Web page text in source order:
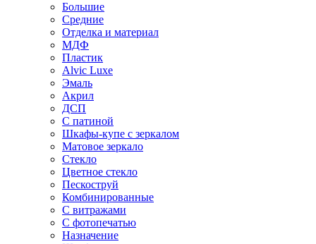
Большие
Средние
Отделка и материал
МДФ
Пластик
Alvic Luxe
Эмаль
Акрил
ДСП
С патиной
Шкафы-купе с зеркалом
Матовое зеркало
Стекло
Цветное стекло
Пескоструй
Комбинированные
С витражами
С фотопечатью
Назначение